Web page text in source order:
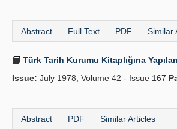
Abstract Full Text PDF Similar
Türk Tarih Kurumu Kitaplığına
Issue: July 1978, Volume 42 - Issue 167
Abstract PDF Similar Articles